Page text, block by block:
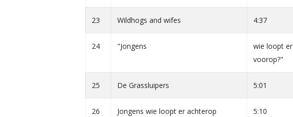
23 Wildhogs and wifes 4:37
24 "Jongens
wie loopt er
voorop?"
25 De Grassluipers 5:01
26 Jongens wie loopt er achterop 5:10